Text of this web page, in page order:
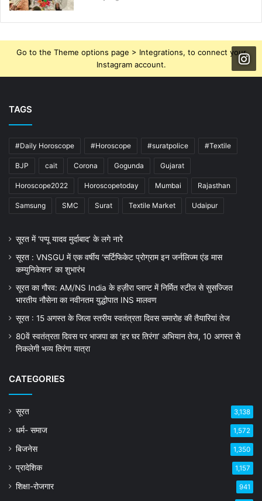
Go to the Theme options page > Integrations, to connect your
Instagram account.
TAGS
#Daily Horoscope #Horoscope #suratpolice #Textile
BJP cait Corona Gogunda Gujarat
Horoscope2022 Horoscopetoday Mumbai Rajasthan
Samsung SMC Surat Textile Market Udaipur
सूरत में ‘पप्पू यादव मुर्दाबाद’ के लगे नारे
सूरत : VNSGU में एक वर्षीय ‘सर्टिफिकेट प्रोग्राम इन जर्नलिज्म एंड मास
कम्युनिकेशन’ का शुभारंभ
सूरत का गौरव: AM/NS India के हज़ीरा प्लान्ट में निर्मित स्टील से सुसज्जित
भारतीय नौसेना का नवीनतम युद्धोपात INS मालवण
सूरत : 15 अगस्त के जिला स्तरीय स्वतंत्रता दिवस समारोह की तैयारियां तेज
80वें स्वतंत्रता दिवस पर भाजपा का ‘हर घर तिरंगा’ अभियान तेज, 10 अगस्त से
निकलेगी भव्य तिरंगा यात्रा
CATEGORIES
सूरत 3,138
धर्म- समाज 1,572
बिजनेस 1,350
प्रादेशिक 1,157
शिक्षा-रोजगार 941